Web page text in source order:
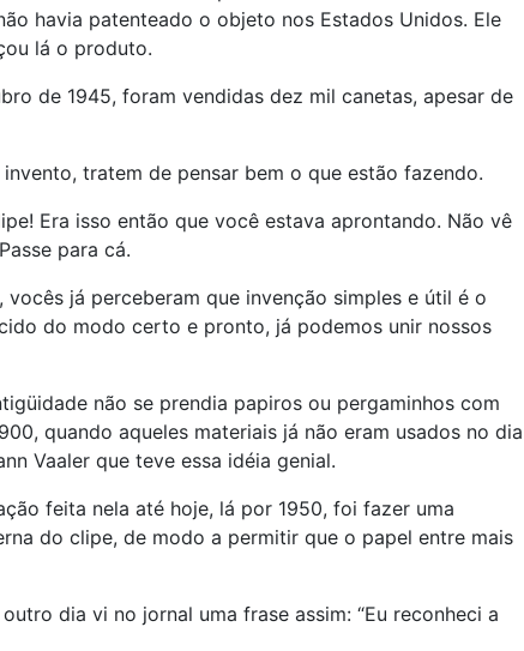
havia patenteado o objeto nos Estados Unidos. Ele
lá o produto.
de 1945, foram vendidas dez mil canetas, apesar de
tratem de pensar bem o que estão fazendo.
Era isso então que você estava aprontando. Não vê
para cá.
já perceberam que invenção simples e útil é o
do modo certo e pronto, já podemos unir nossos
não se prendia papiros ou pergaminhos com
quando aqueles materiais já não eram usados no dia
Vaaler que teve essa idéia genial.
feita nela até hoje, lá por 1950, foi fazer uma
do clipe, de modo a permitir que o papel entre mais
dia vi no jornal uma frase assim: “Eu reconheci a